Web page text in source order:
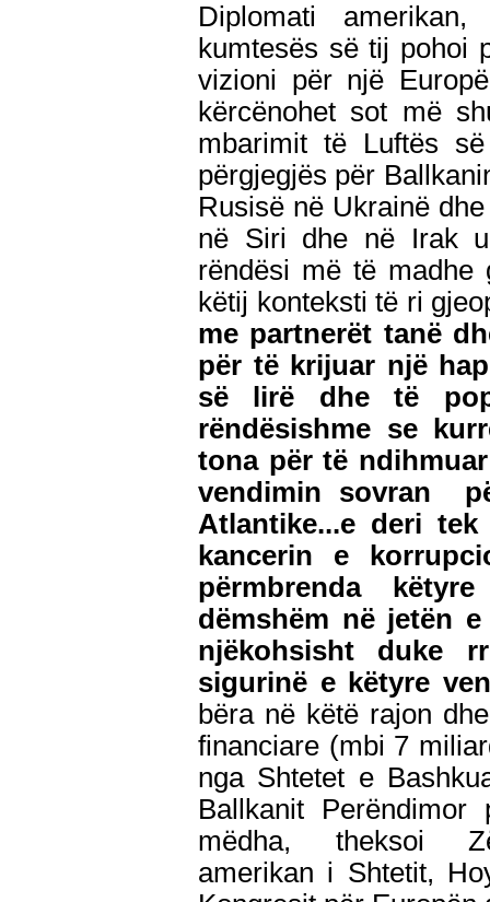
Diplomati
kumtesës së tij pohoi
vizioni për një
kërcënohet sot më
mbarimit të Luftës
përgjegjës për
Rusisë në Ukrainë
në Siri dhe në Irak
rëndësi më të madhe
këtij konteksti të ri
me partnerët tanë
për të krijuar një
së lirë dhe të
rëndësishme se
tona për të
vendimin sovran
Atlantike...e deri
kancerin e
përmbrenda
dëmshëm në jetën
njëkohsisht duke
sigurinë e këtyre
bëra në këtë rajon
financiare (mbi 7
nga Shtetet e
Ballkanit
mëdha, theksoi
amerikan i Shtetit,